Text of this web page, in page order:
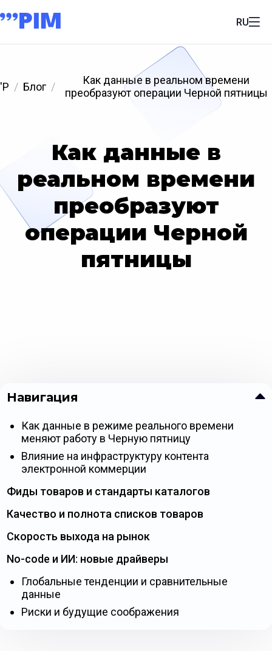
RU
'P Блог
Как данные в реальном времени
преобразуют операции Черной пятницы
Как данные в
реальном времени
преобразуют
операции Черной
пятницы
Навигация
Как данные в режиме реального времени
меняют работу в Черную пятницу
Влияние на инфраструктуру контента
электронной коммерции
Фиды товаров и стандарты каталогов
Качество и полнота списков товаров
Скорость выхода на рынок
No-code и ИИ: новые драйверы
Глобальные тенденции и сравнительные
данные
Риски и будущие соображения